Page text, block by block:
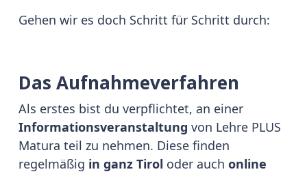
Gehen wir es doch Schritt für Schritt durch:
Das Aufnahmeverfahren
Als erstes bist du verpflichtet, an einer
Informationsveranstaltung von Lehre PLUS
Matura teil zu nehmen. Diese finden
regelmäßig in ganz Tirol oder auch online